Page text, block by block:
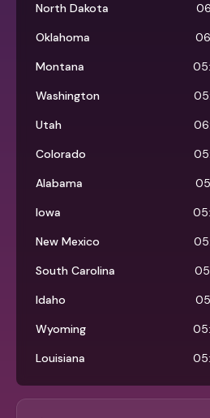
North Dakota
Oklahoma
Montana
Washington
Utah
Colorado
Alabama
Iowa
New Mexico
South Carolina
Idaho
Wyoming
Louisiana